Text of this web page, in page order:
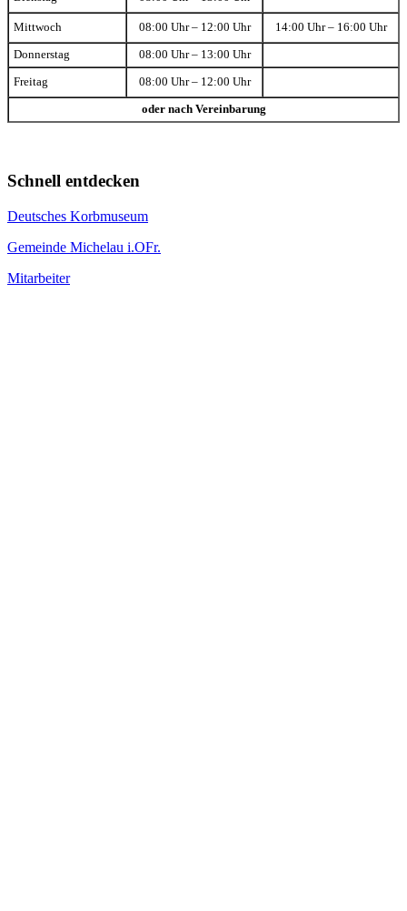
Mittwoch 08:00 Uhr – 12:00 Uhr 14:00 Uhr – 16:00 Uhr
Donnerstag 08:00 Uhr – 13:00 Uhr
Freitag 08:00 Uhr – 12:00 Uhr
oder nach Vereinbarung
Schnell entdecken
Deutsches Korbmuseum
Gemeinde Michelau i.OFr.
Mitarbeiter